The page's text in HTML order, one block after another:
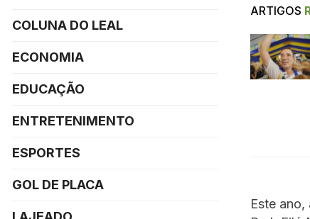
ARTIGOS
Este
COLUNA DO LEAL
ECONOMIA
EDUCAÇÃO
ENTRETENIMENTO
ESPORTES
GOL DE PLACA